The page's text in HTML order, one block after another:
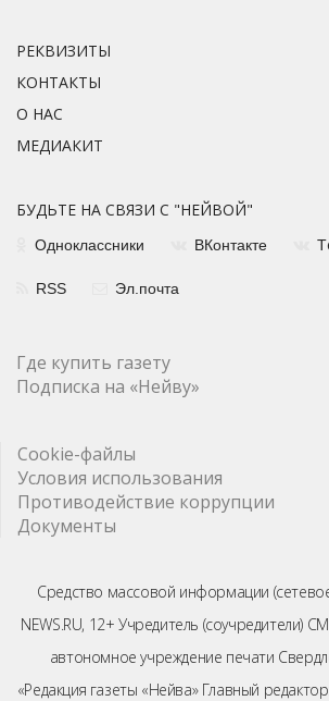
РЕКВИЗИТЫ
КОНТАКТЫ
О НАС
МЕДИАКИТ
БУДЬТЕ НА СВЯЗИ С "НЕЙВОЙ"
Одноклассники ВКонтакте Т
RSS Эл.почта
Где купить газету
Подписка на «Нейву»
Cookie-файлы
Условия использования
Противодействие коррупции
Документы
Средство массовой информации (сетевое
NEWS.RU, 12+ Учредитель (соучредители)
автономное учреждение печати
«Редакция газеты «Нейва» Главный